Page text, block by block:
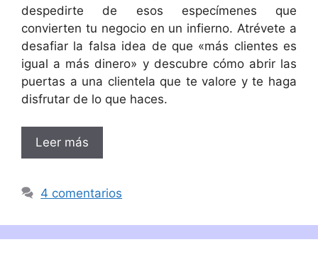
despedirte de esos especímenes que
convierten tu negocio en un infierno. Atrévete a
desafiar la falsa idea de que «más clientes es
igual a más dinero» y descubre cómo abrir las
puertas a una clientela que te valore y te haga
disfrutar de lo que haces.
Leer más
4 comentarios